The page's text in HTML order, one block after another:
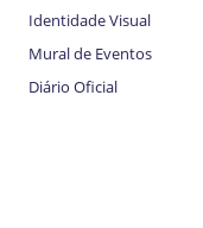
Identidade Visual
Mural de Eventos
Diário Oficial